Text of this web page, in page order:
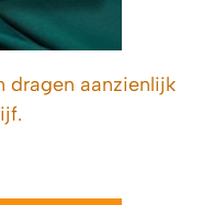
aanzienlijk